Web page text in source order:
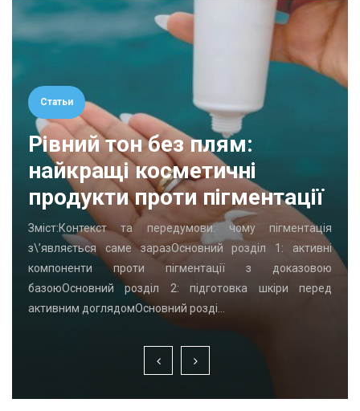
Статьи
Рівний тон без плям:
найкращі косметичні
продукти проти пігментації
Зміст:Контекст та передумови: чому пігментація
з\’являється саме заразОсновний розділ 1: активні
компоненти проти пігментації з доказовою
базоюОсновний розділ 2: підготовка шкіри перед
активним доглядомОсновний розді…